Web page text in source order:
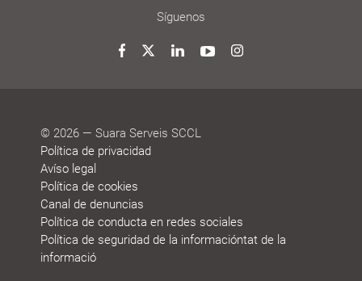
Síguenos
Facebook
TwitterLinkedInYouTubeInstagram
© 2026 — Suara Serveis SCCL
Política de privacidad
Avíso legal
Política de cookies
Canal de denuncias
Política de conducta en redes sociales
Política de seguridad de la informacióntat de la
informació